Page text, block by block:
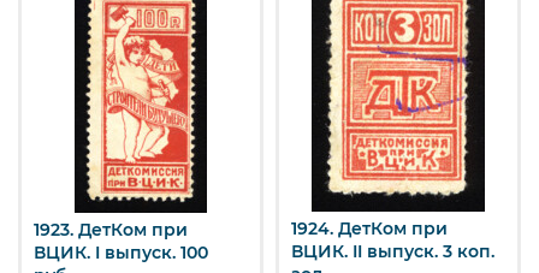
1923. ДетКом при
ВЦИК. I выпуск. 100
1924. ДетКом при
ВЦИК. II выпуск. 3 коп.